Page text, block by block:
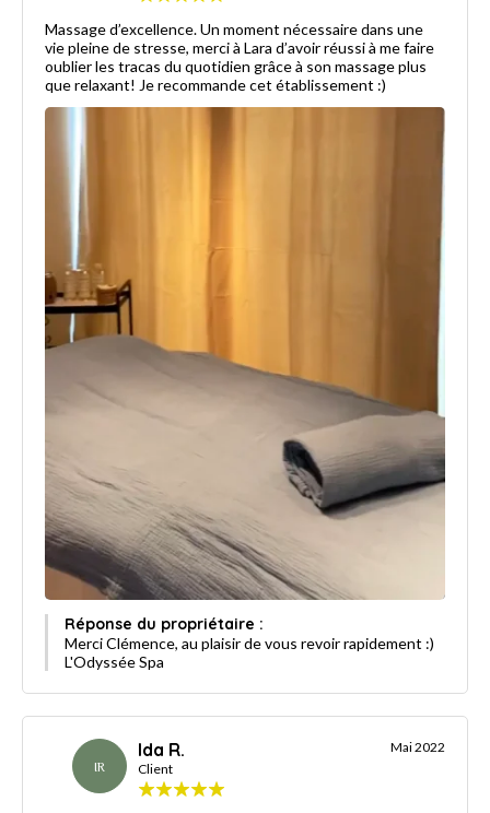
Massage d’excellence. Un moment nécessaire dans une
vie pleine de stresse, merci à Lara d’avoir réussi à me faire
oublier les tracas du quotidien grâce à son massage plus
que relaxant! Je recommande cet établissement :)
Réponse du propriétaire :
Merci Clémence, au plaisir de vous revoir rapidement :)
L'Odyssée Spa
IR
Ida R.
Client
Mai 2022